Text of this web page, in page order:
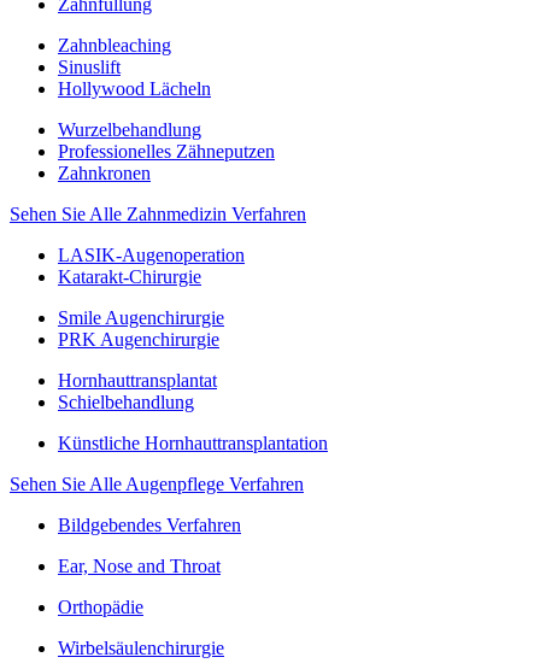
Zahnfüllung
Zahnbleaching
Sinuslift
Hollywood Lächeln
Wurzelbehandlung
Professionelles Zähneputzen
Zahnkronen
Sehen Sie Alle Zahnmedizin Verfahren
LASIK-Augenoperation
Katarakt-Chirurgie
Smile Augenchirurgie
PRK Augenchirurgie
Hornhauttransplantat
Schielbehandlung
Künstliche Hornhauttransplantation
Sehen Sie Alle Augenpflege Verfahren
Bildgebendes Verfahren
Ear, Nose and Throat
Orthopädie
Wirbelsäulenchirurgie